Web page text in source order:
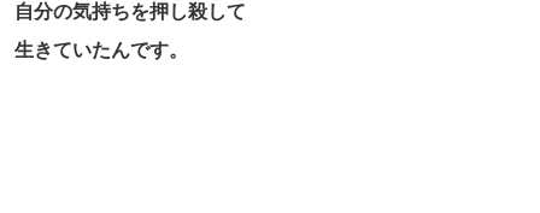
自分の気持ちを押し殺して
生きていたんです。